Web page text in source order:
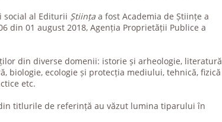
social al Editurii Știința a fost Academia de Științe a
din 01 august 2018, Agenția Proprietății Publice a
din diverse domenii: istorie și arheologie, literatură
biologie, ecologie și protecția mediului, tehnică, fizică
etc.
titlurile de referință au văzut lumina tiparului în